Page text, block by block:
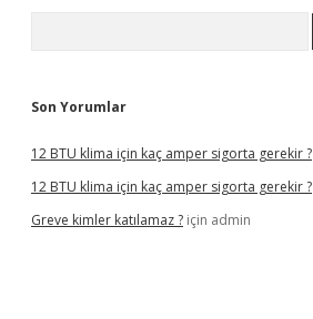
Son Yorumlar
12 BTU klima için kaç amper sigorta gerekir ?
12 BTU klima için kaç amper sigorta gerekir ?
Greve kimler katılamaz ? için admin